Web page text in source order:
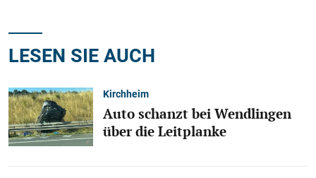
LESEN SIE AUCH
Kirchheim
Auto schanzt bei Wendlingen
über die Leitplanke